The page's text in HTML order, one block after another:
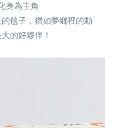
身為主角
毯子，猶如夢鄉裡的動
的好夥伴！